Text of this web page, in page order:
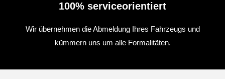
100% serviceorientiert
Wir übernehmen die Abmeldung Ihres Fahrzeugs und
kümmern uns um alle Formalitäten.